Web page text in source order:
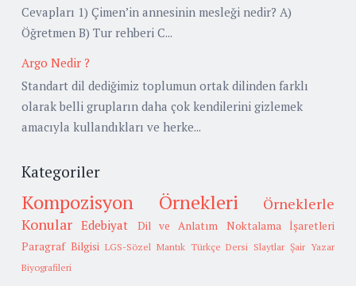
Cevapları 1) Çimen’in annesinin mesleği nedir? A)
Öğretmen B) Tur rehberi C...
Argo Nedir ?
Standart dil dediğimiz toplumun ortak dilinden farklı
olarak belli grupların daha çok kendilerini gizlemek
amacıyla kullandıkları ve herke...
Kategoriler
Kompozisyon Örnekleri
Örneklerle
Konular Edebiyat Dil ve Anlatım
Noktalama İşaretleri
Paragraf Bilgisi LGS-Sözel Mantık Türkçe Dersi Slaytlar Şair Yazar
Biyografileri